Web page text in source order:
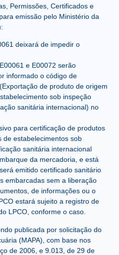
Permissões, Certificados e
emissão pelo Ministério da
deixará de impedir o
e E00072 serão
informado o código de
de produto de origem
sob inspeção
sanitária internacional) no
para certificação de produtos
de estabelecimentos sob
sanitária internacional
da mercadoria, e está
emitido certificado sanitário
embarcadas sem a liberação
de informações ou o
estará sujeito a registro de
LPCO, conforme o caso.
publicada por solicitação do
(MAPA), com base nos
de 2006, e 9.013, de 29 de